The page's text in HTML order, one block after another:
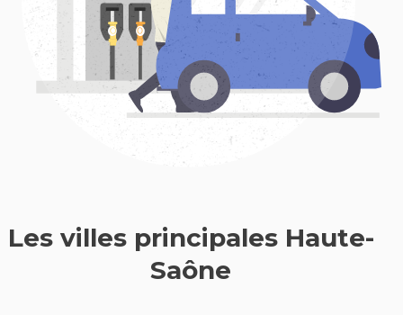
Les villes principales Haute-
Saône